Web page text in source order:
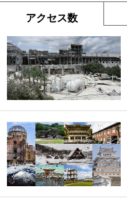
アクセス数